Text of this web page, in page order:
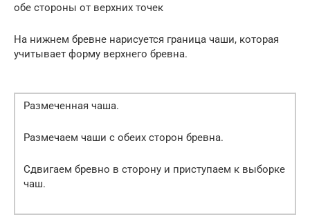
обе стороны от верхних точек
На нижнем бревне нарисуется граница чаши, которая
учитывает форму верхнего бревна.
Размеченная чаша.
Размечаем чаши с обеих сторон бревна.
Сдвигаем бревно в сторону и приступаем к выборке
чаш.